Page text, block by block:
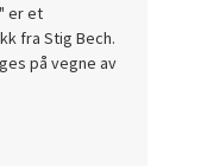
er et
fra Stig Bech.
på vegne av